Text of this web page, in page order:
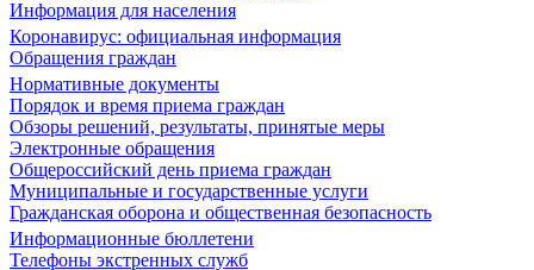
Информация для населения
Коронавирус: официальная информация
Обращения граждан
Нормативные документы
Порядок и время приема граждан
Обзоры решений, результаты, принятые меры
Электронные обращения
Общероссийский день приема граждан
Муниципальные и государственные услуги
Гражданская оборона и общественная безопасность
Информационные бюллетени
Телефоны экстренных служб